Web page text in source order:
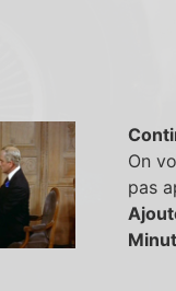
On
pas